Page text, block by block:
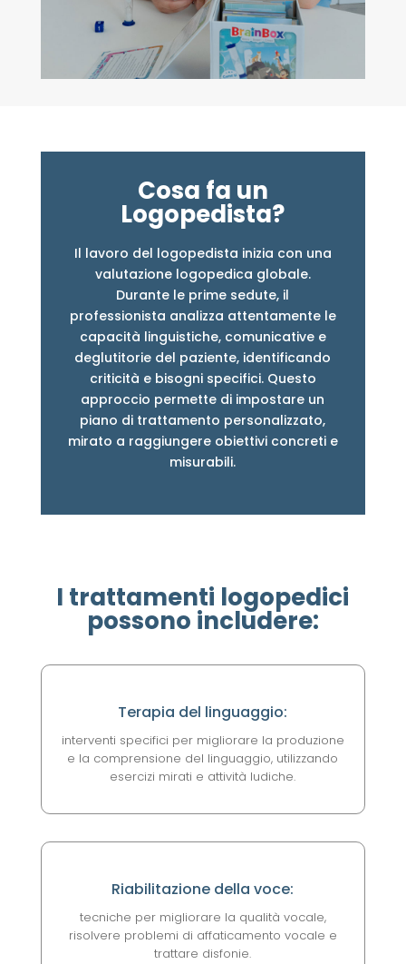
Cosa fa un
Logopedista?
Il lavoro del logopedista inizia con una
valutazione logopedica globale.
Durante le prime sedute, il
professionista analizza attentamente le
capacità linguistiche, comunicative e
deglutitorie del paziente, identificando
criticità e bisogni specifici. Questo
approccio permette di impostare un
piano di trattamento personalizzato,
mirato a raggiungere obiettivi concreti e
misurabili.
I trattamenti logopedici
possono includere:
Terapia del linguaggio:
interventi specifici per migliorare la produzione
e la comprensione del linguaggio, utilizzando
esercizi mirati e attività ludiche.
Riabilitazione della voce:
tecniche per migliorare la qualità vocale,
risolvere problemi di affaticamento vocale e
trattare disfonie.